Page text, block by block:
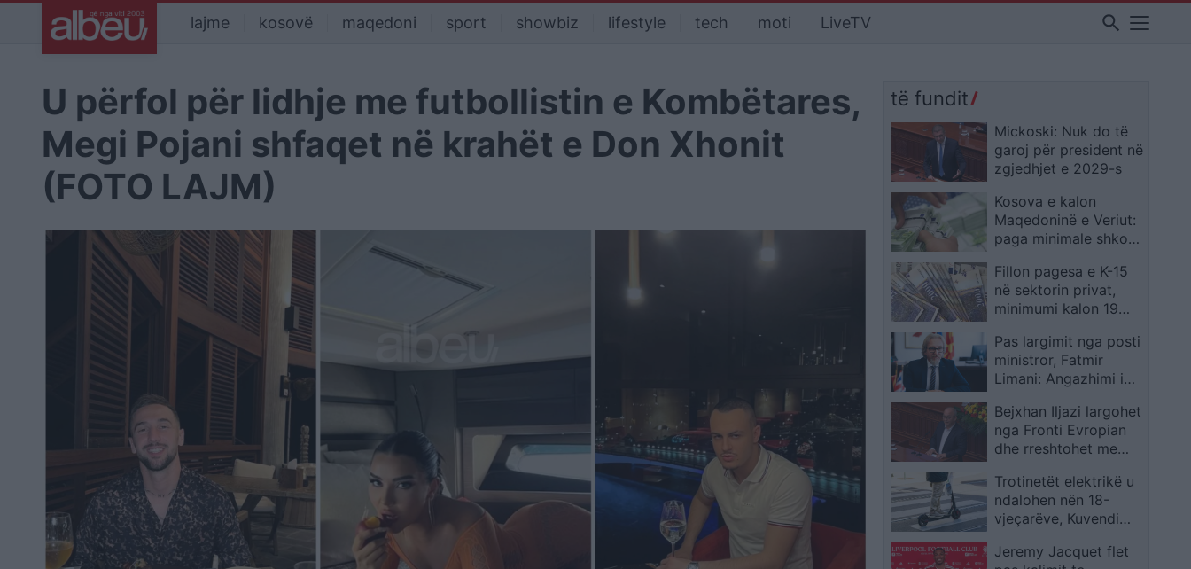
lajme kosovë maqedoni sport showbiz lifestyle tech moti LiveTV search
U përfol për lidhje me futbollistin e Kombëtares,
Megi Pojani shfaqet në krahët e Don Xhonit
(FOTO LAJM)
të fundit
Mickoski: Nuk do të
garoj për president në
zgjedhjet e 2029-s
Kosova e kalon
Maqedoninë e Veriut:
paga minimale shkon
Fillon pagesa e K-15
në sektorin privat,
minimumi kalon 19
Pas largimit nga posti
ministror, Fatmir
Limani: Angazhimi im
Bejxhan Iljazi largohet
nga Fronti Evropian
dhe rreshtohet me
parlamentare
Trotinetët elektrikë u
ndalohen nën 18-
vjeçarëve, Kuvendi
ligjore
Jeremy Jacquet flet